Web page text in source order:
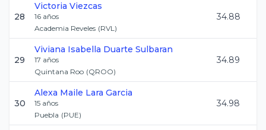
28
Victoria Viezcas
16 años
Academia Reveles (RVL)
34.88
29
Viviana Isabella Duarte Sulbaran
17 años
Quintana Roo (QROO)
34.89
30
Alexa Maile Lara Garcia
15 años
Puebla (PUE)
34.98